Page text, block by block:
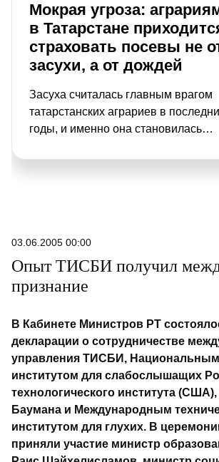
Мокрая угроза:
в Татарстане
страховать посевы не
засухи, а от дождей
Засуха считалась главным врагом
татарстанских аграриев в
годы, и именно она становилась
страховок. Но теперь на смену
прошлогодней – пока убран 1 млн
тонн зерна, а хозяйства находятся
под угрозой потери части урожая.
03.06.2005 00:00
Опыт ТИСБИ получил
признание
В Кабинете Министров РТ
декларации о сотрудничестве
управления ТИСБИ, Национальным
институтом для слабослышащих
технологического института
Баумана и Международным
институтом для глухих. В
приняли участие министр